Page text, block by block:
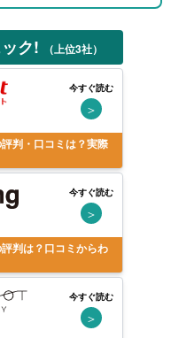
ク! （上位3社）
今すぐ読む
＞
判・口コミは？実際
今すぐ読む
＞
判は？口コミからわ
今すぐ読む
＞